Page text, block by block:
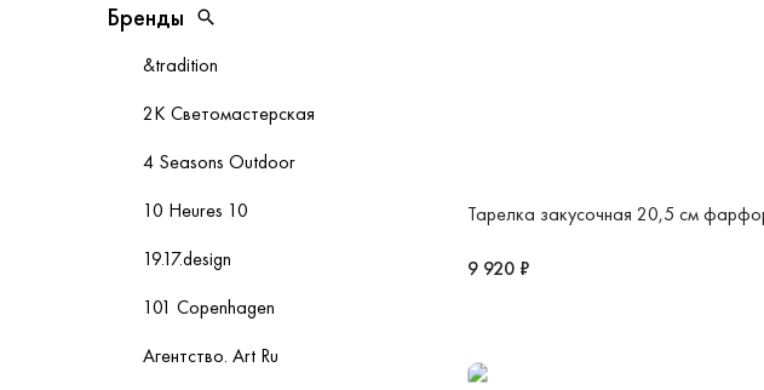
Бренды
Бренды Открыть поиск
&tradition
2К Светомастерская
4 Seasons Outdoor
10 Heures 10
19.17.design
101 Copenhagen
Агентство. Art Ru
Тарелка закусочная 20,5 см
9 920 ₽